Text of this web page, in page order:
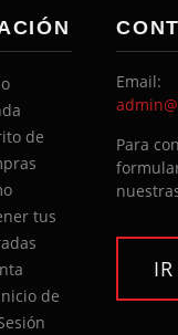
de
tus
de
Email:
Para